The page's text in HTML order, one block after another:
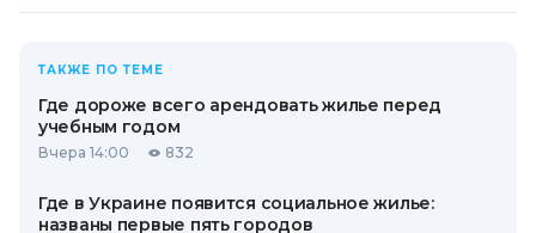
ТАКЖЕ ПО ТЕМЕ
Где дороже всего арендовать жилье перед
учебным годом
Вчера 14:00 832
Где в Украине появится социальное жилье:
названы первые пять городов